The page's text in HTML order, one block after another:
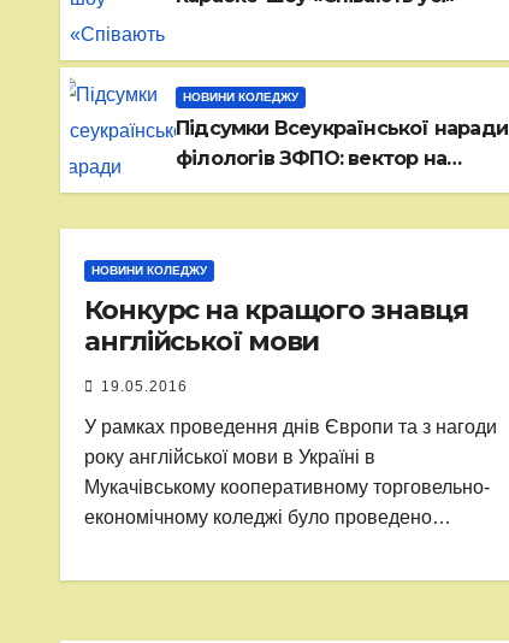
НОВИНИ КОЛЕДЖУ
Підсумки Всеукраїнської наради
філологів ЗФПО: вектор на
практичність та досвід
НОВИНИ КОЛЕДЖУ
Конкурс на кращого знавця
англійської мови
19.05.2016
У рамках проведення днів Європи та з нагоди
року англійської мови в Україні в
Мукачівському кооперативному торговельно-
економічному коледжі було проведено…